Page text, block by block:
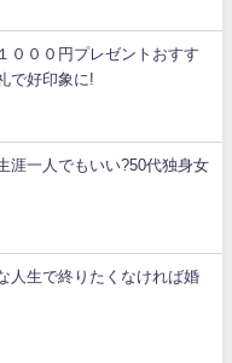
０００円プレゼントおすす
で好印象に!
涯一人でもいい?50代独身女
人生で終りたくなければ婚